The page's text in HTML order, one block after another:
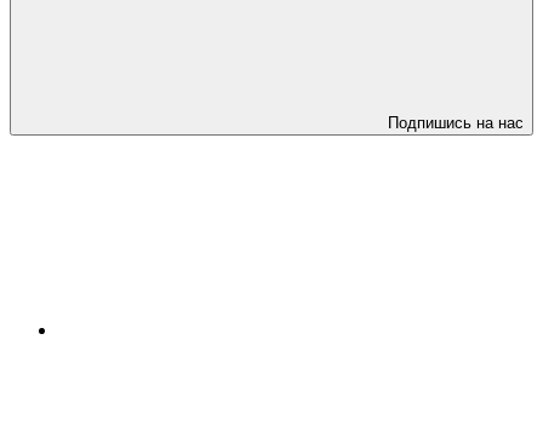
Подпишись на нас